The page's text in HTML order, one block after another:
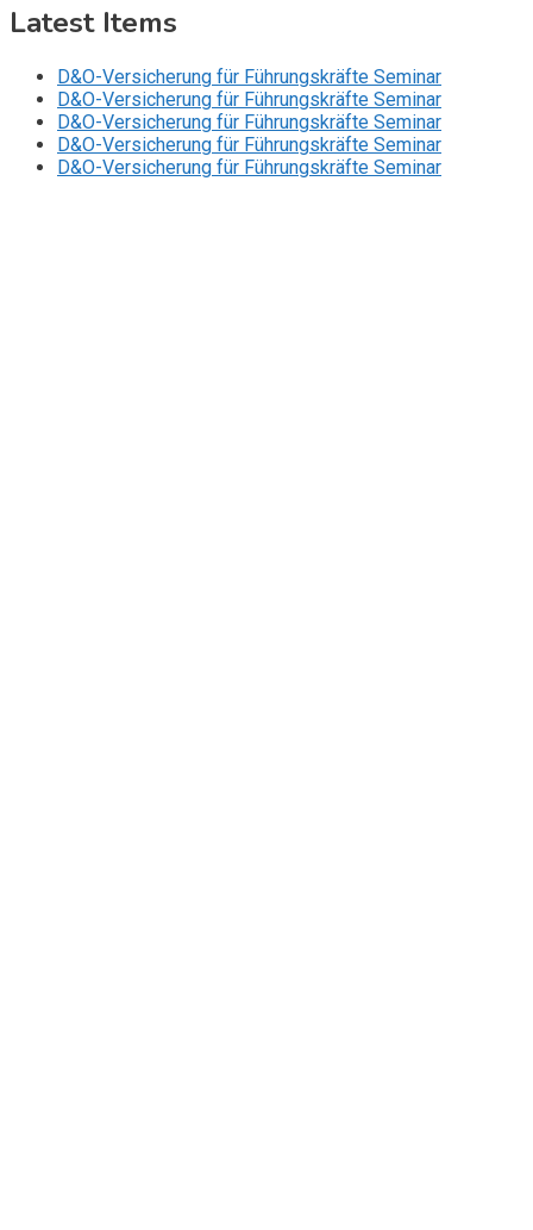
Latest Items
D&O-Versicherung für Führungskräfte Seminar
D&O-Versicherung für Führungskräfte Seminar
D&O-Versicherung für Führungskräfte Seminar
D&O-Versicherung für Führungskräfte Seminar
D&O-Versicherung für Führungskräfte Seminar